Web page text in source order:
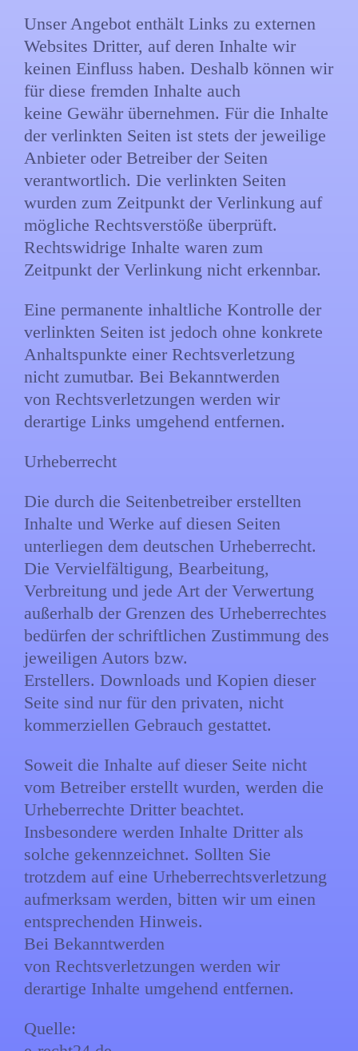
Unser Angebot enthält Links zu externen
Websites Dritter, auf deren Inhalte wir
keinen Einfluss haben. Deshalb können wir
für diese fremden Inhalte auch
keine Gewähr übernehmen. Für die Inhalte
der verlinkten Seiten ist stets der jeweilige
Anbieter oder Betreiber der Seiten
verantwortlich. Die verlinkten Seiten
wurden zum Zeitpunkt der Verlinkung auf
mögliche Rechtsverstöße überprüft.
Rechtswidrige Inhalte waren zum
Zeitpunkt der Verlinkung nicht erkennbar.
Eine permanente inhaltliche Kontrolle der
verlinkten Seiten ist jedoch ohne konkrete
Anhaltspunkte einer Rechtsverletzung
nicht zumutbar. Bei Bekanntwerden
von Rechtsverletzungen werden wir
derartige Links umgehend entfernen.
Urheberrecht
Die durch die Seitenbetreiber erstellten
Inhalte und Werke auf diesen Seiten
unterliegen dem deutschen Urheberrecht.
Die Vervielfältigung, Bearbeitung,
Verbreitung und jede Art der Verwertung
außerhalb der Grenzen des Urheberrechtes
bedürfen der schriftlichen Zustimmung des
jeweiligen Autors bzw.
Erstellers. Downloads und Kopien dieser
Seite sind nur für den privaten, nicht
kommerziellen Gebrauch gestattet.
Soweit die Inhalte auf dieser Seite nicht
vom Betreiber erstellt wurden, werden die
Urheberrechte Dritter beachtet.
Insbesondere werden Inhalte Dritter als
solche gekennzeichnet. Sollten Sie
trotzdem auf eine Urheberrechtsverletzung
aufmerksam werden, bitten wir um einen
entsprechenden Hinweis.
Bei Bekanntwerden
von Rechtsverletzungen werden wir
derartige Inhalte umgehend entfernen.
Quelle: